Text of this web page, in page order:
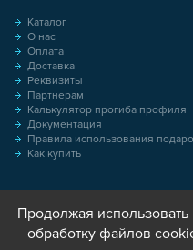
Каталог
О нас
Оплата
Доставка
Реквизиты
Партнерам
Калькулятор прогиба профиля
Документация
Правила использования
Как купить
Продолжая
обработку файлов